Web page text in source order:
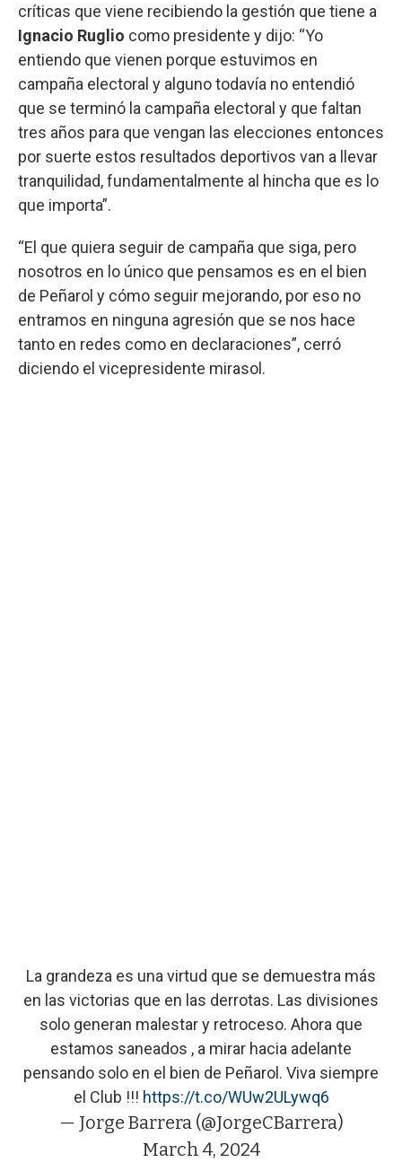
críticas que viene recibiendo la gestión que tiene a
Ignacio Ruglio como presidente y dijo: “Yo
entiendo que vienen porque estuvimos en
campaña electoral y alguno todavía no entendió
que se terminó la campaña electoral y que faltan
tres años para que vengan las elecciones entonces
por suerte estos resultados deportivos van a llevar
tranquilidad, fundamentalmente al hincha que es lo
que importa”.
“El que quiera seguir de campaña que siga, pero
nosotros en lo único que pensamos es en el bien
de Peñarol y cómo seguir mejorando, por eso no
entramos en ninguna agresión que se nos hace
tanto en redes como en declaraciones”, cerró
diciendo el vicepresidente mirasol.
La grandeza es una virtud que se demuestra más
en las victorias que en las derrotas. Las divisiones
solo generan malestar y retroceso. Ahora que
estamos saneados , a mirar hacia adelante
pensando solo en el bien de Peñarol. Viva siempre
el Club !!! https://t.co/WUw2ULywq6
— Jorge Barrera (@JorgeCBarrera)
March 4, 2024